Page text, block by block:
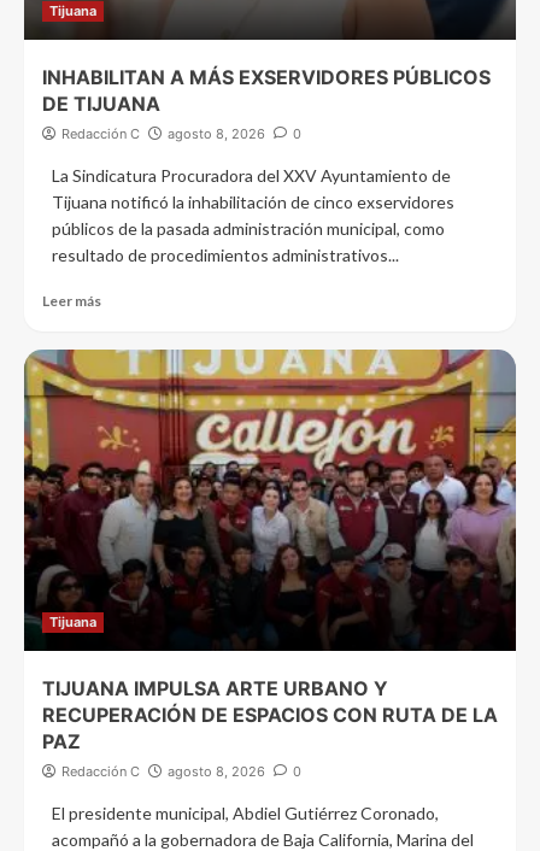
Tijuana
INHABILITAN A MÁS EXSERVIDORES PÚBLICOS
DE TIJUANA
Redacción C agosto 8, 2026 0
La Sindicatura Procuradora del XXV Ayuntamiento de
Tijuana notificó la inhabilitación de cinco exservidores
públicos de la pasada administración municipal, como
resultado de procedimientos administrativos...
Leer más
Tijuana
TIJUANA IMPULSA ARTE URBANO Y
RECUPERACIÓN DE ESPACIOS CON RUTA DE LA
PAZ
Redacción C agosto 8, 2026 0
El presidente municipal, Abdiel Gutiérrez Coronado,
acompañó a la gobernadora de Baja California, Marina del